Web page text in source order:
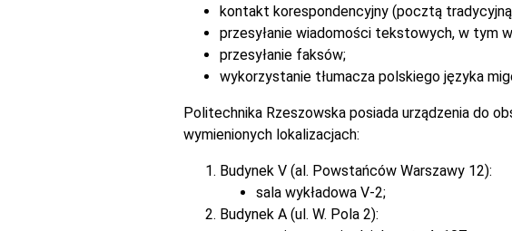
kontakt korespondencyjny (pocztą
przesyłanie wiadomości tekstowych, w tym
przesyłanie faksów;
wykorzystanie tłumacza polskiego języka
Politechnika Rzeszowska posiada urządzenia do
wymienionych lokalizacjach:
Budynek V (al. Powstańców Warszawy 12):
sala wykładowa V-2;
Budynek A (ul. W. Pola 2):